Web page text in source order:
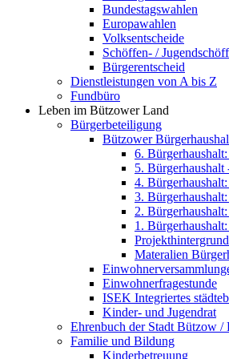
Bundestagswahlen
Europawahlen
Volksentscheide
Schöffen- /
Bürgerentscheid
Dienstleistungen von A bis Z
Fundbüro
Leben im Bützower Land
Bürgerbeteiligung
Bützower
6.
5. Bürgerhaushalt
4.
3.
2.
1.
Materalien
Einwohnerfragestunde
ISEK Integriertes
Kinder- und Jugendrat
Ehrenbuch der Stadt Bützow /
Familie und Bildung
Kinderbetreuung